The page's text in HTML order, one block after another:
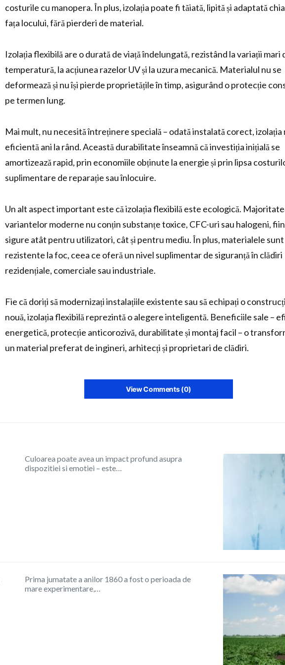
costurile cu manopera. În plus, izolația poate fi tăiată, lipită și adaptată
fața locului, fără pierderi de material.
Izolația flexibilă are o durată de viață îndelungată, rezistând la variații mari
temperatură, la acțiunea razelor UV și la uzura mecanică. Materialul nu se
deformează și nu își pierde proprietățile în timp, asigurând o protecție
pe termen lung.
Mai mult, nu necesită întreținere specială – odată instalată corect, izolația
eficientă ani la rând. Această durabilitate înseamnă că investiția inițială se
amortizează rapid, prin economiile obținute la energie și prin lipsa
suplimentare de reparație sau înlocuire.
Un alt aspect important este că izolația flexibilă este ecologică.
variantelor moderne nu conțin substanțe toxice, CFC-uri sau halogeni,
sigure atât pentru utilizatori, cât și pentru mediu. În plus, materialele sunt
rezistente la foc, ceea ce oferă un nivel suplimentar de siguranță în clădiri
rezidențiale, comerciale sau industriale.
Fie că doriți să modernizați instalațiile existente sau să echipați o
nouă, izolația flexibilă reprezintă o alegere inteligentă. Beneficiile sale –
energetică, protecție anticorozivă, durabilitate și montaj facil – o
un material preferat de ingineri, arhitecți și proprietari de clădiri.
View Comments (0)
Culoarea poate avea un impact profund asupra
dispozitiei si emotiei – este…
Prima jumatate a anilor 1860 a fost o perioada de
mare experimentare,…